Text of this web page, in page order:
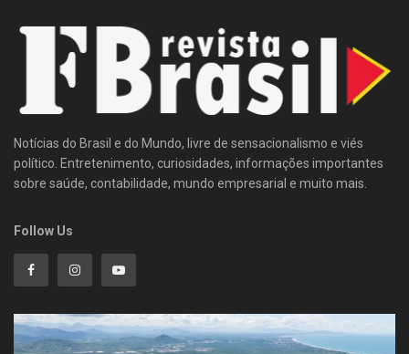
Notícias do Brasil e do Mundo, livre de sensacionalismo e viés
político. Entretenimento, curiosidades, informações importantes
sobre saúde, contabilidade, mundo empresarial e muito mais.
Follow Us